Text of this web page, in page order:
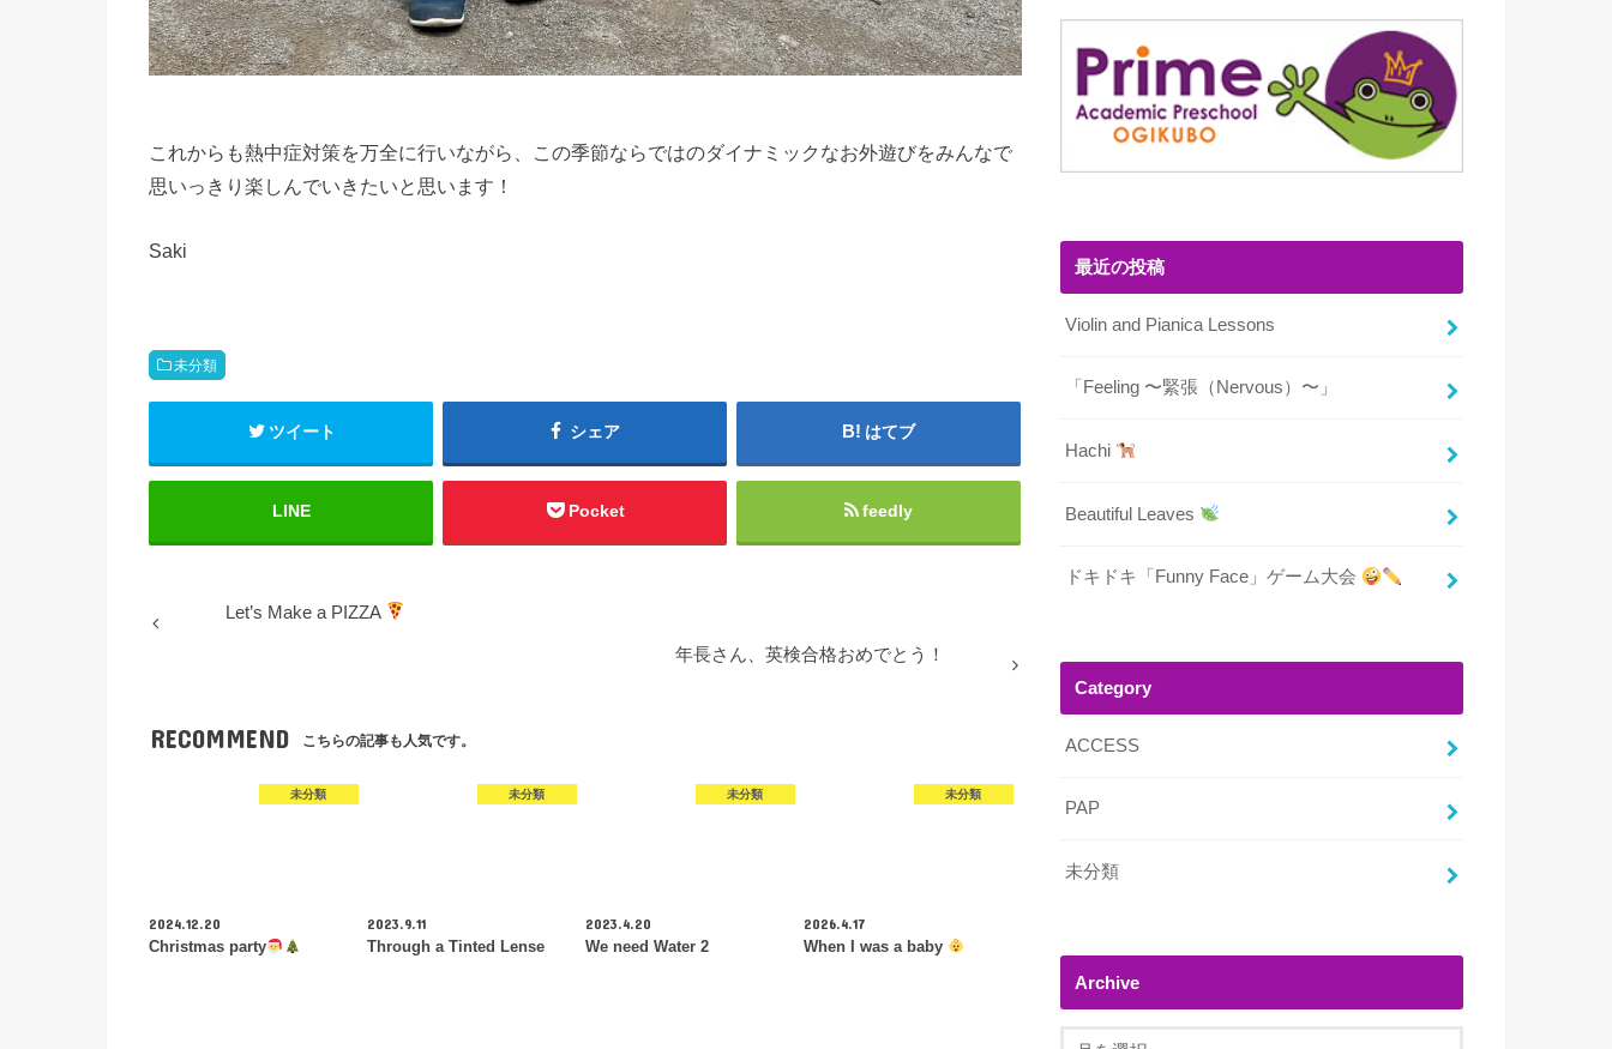
これからも熱中症対策を万全に行いながら、この季節ならではのダイナミックなお外遊びをみんなで
思いっきり楽しんでいきたいと思います！
Saki
未分類
ツイート シェア はてブ
LINE Pocket feedly
Let’s Make a PIZZA
年長さん、英検合格おめでとう！
RECOMMEND こちらの記事も人気です。
未分類
2024.12.20
Christmas party
未分類
2023.9.11
Through a Tinted Lense
未分類
2023.4.20
We need Water 2
未分類
2026.4.17
When I was a baby
最近の投稿
Violin and Pianica Lessons
「Feeling 〜緊張（Nervous）〜」
Hachi
Beautiful Leaves
ドキドキ「Funny Face」ゲーム大会
Category
ACCESS
PAP
未分類
Archive